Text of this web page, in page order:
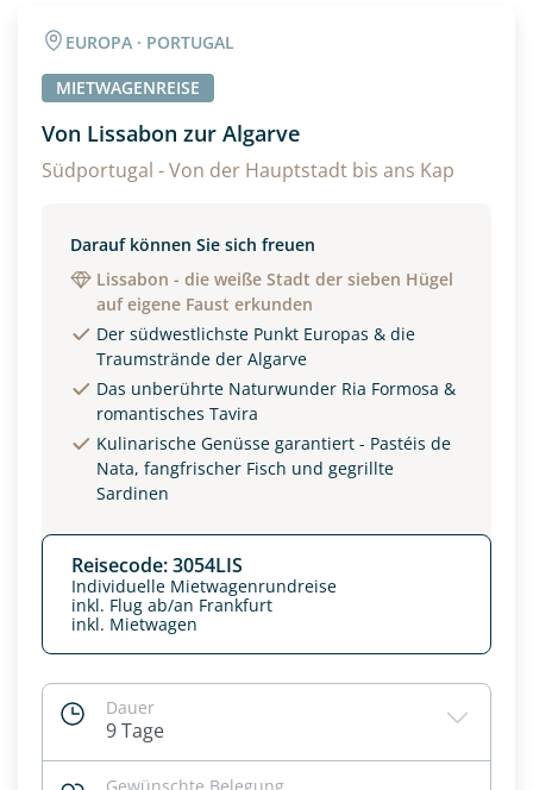
EUROPA · PORTUGAL
MIETWAGENREISE
Von Lissabon zur Algarve
Südportugal - Von der Hauptstadt bis ans Kap
Darauf können Sie sich freuen
Lissabon - die weiße Stadt der sieben Hügel
auf eigene Faust erkunden
Der südwestlichste Punkt Europas & die
Traumstrände der Algarve
Das unberührte Naturwunder Ria Formosa &
romantisches Tavira
Kulinarische Genüsse garantiert - Pastéis de
Nata, fangfrischer Fisch und gegrillte
Sardinen
Reisecode: 3054LIS
Individuelle Mietwagenrundreise
inkl. Flug ab/an Frankfurt
inkl. Mietwagen
Dauer
9 Tage
Alter
Unterkunft
EZ Familienzimmer
Reisebeginn